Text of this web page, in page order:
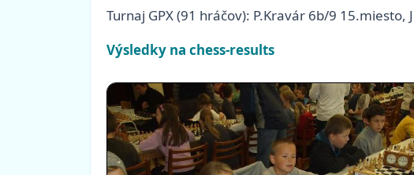
Turnaj GPX (91 hráčov): P.Kravár 6b/9
Výsledky na chess-results